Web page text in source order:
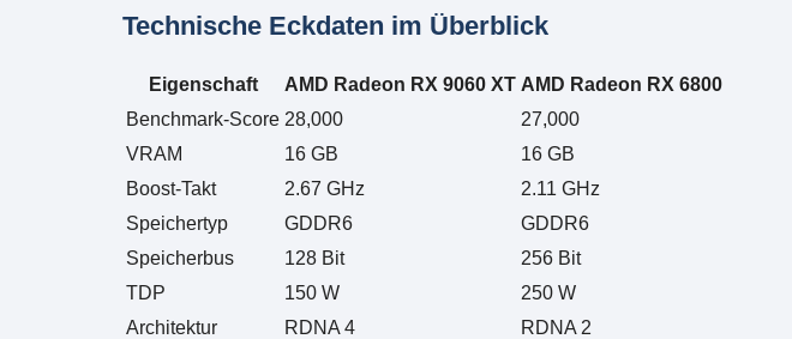
Technische Eckdaten im Überblick
Eigenschaft AMD Radeon RX 9060 XT AMD Radeon RX 6800
Benchmark-Score 28,000
27,000
VRAM
16 GB
16 GB
Boost-Takt
2.67 GHz
2.11 GHz
Speichertyp
GDDR6
GDDR6
Speicherbus
128 Bit
256 Bit
TDP
150 W
250 W
Architektur
RDNA 4 RDNA 2